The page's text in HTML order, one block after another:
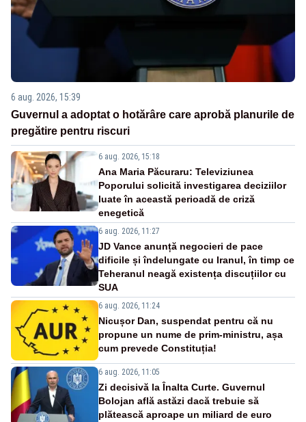
6 aug. 2026, 15:39
Guvernul a adoptat o hotărâre care aprobă planurile de
pregătire pentru riscuri
6 aug. 2026, 15:18
Ana Maria Păcuraru: Televiziunea
Poporului solicită investigarea deciziilor
luate în această perioadă de criză
enegetică
6 aug. 2026, 11:27
JD Vance anunță negocieri de pace
dificile și îndelungate cu Iranul, în timp ce
Teheranul neagă existența discuțiilor cu
SUA
6 aug. 2026, 11:24
Nicușor Dan, suspendat pentru că nu
propune un nume de prim-ministru, așa
cum prevede Constituția!
6 aug. 2026, 11:05
Zi decisivă la Înalta Curte. Guvernul
Bolojan află astăzi dacă trebuie să
plătească aproape un miliard de euro